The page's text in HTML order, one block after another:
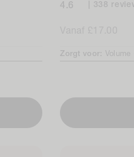
4.6 338
Zorgt voor: Volume